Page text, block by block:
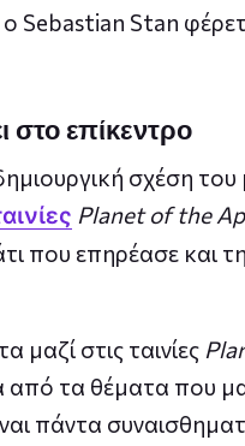
Sebastian Stan
στο επίκεντρο
σχέση του
Planet of the
που επηρέασε και
στις ταινίες
τα θέματα που
πάντα